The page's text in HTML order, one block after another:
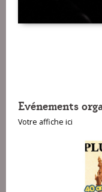
Evénements
Votre affiche ici